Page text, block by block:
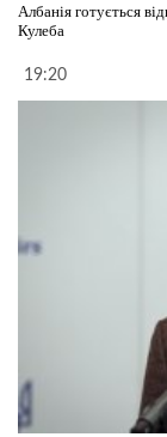
Албанія готується
Кулеба
19:20